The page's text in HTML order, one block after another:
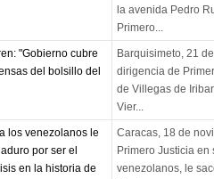
la avenida Pedro
Primero...
"Gobierno cubre
del bolsillo del
Barquisimeto, 21
dirigencia de
de Villegas de
Vier...
los venezolanos le
por ser el
en la historia de
Caracas, 18 de
Primero Justicia
venezolanos, le